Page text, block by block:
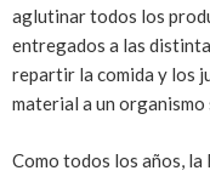
aglutinar todos los
entregados a las
repartir la comida y los
material a un
Como todos los años,